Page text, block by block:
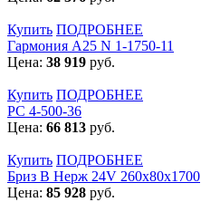
Купить ПОДРОБНЕЕ
Гармония А25 N 1-1750-11
Цена: 38 919 руб.
Купить ПОДРОБНЕЕ
РС 4-500-36
Цена: 66 813 руб.
Купить ПОДРОБНЕЕ
Бриз В Нерж 24V 260x80x1700
Цена: 85 928 руб.